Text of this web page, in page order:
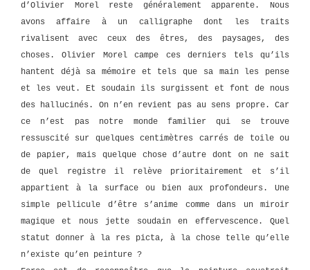
d’Olivier Morel reste généralement apparente. Nous
avons affaire à un calligraphe dont les traits
rivalisent avec ceux des êtres, des paysages, des
choses. Olivier Morel campe ces derniers tels qu’ils
hantent déjà sa mémoire et tels que sa main les pense
et les veut. Et soudain ils surgissent et font de nous
des hallucinés. On n’en revient pas au sens propre. Car
ce n’est pas notre monde familier qui se trouve
ressuscité sur quelques centimètres carrés de toile ou
de papier, mais quelque chose d’autre dont on ne sait
de quel registre il relève prioritairement et s’il
appartient à la surface ou bien aux profondeurs. Une
simple pellicule d’être s’anime comme dans un miroir
magique et nous jette soudain en effervescence. Quel
statut donner à la res picta, à la chose telle qu’elle
n’existe qu’en peinture ?